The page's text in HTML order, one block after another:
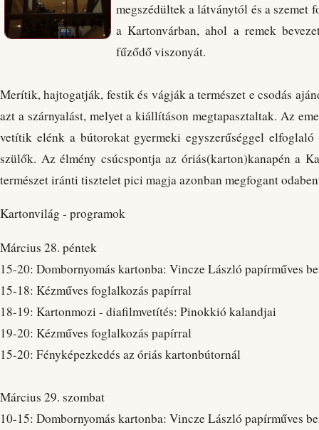
megszédültek a látványtól és a szemet
a Kartonvárban, ahol a remek
fűződő viszonyát.
Merítik, hajtogatják, festik és vágják a természet e csodás
azt a szárnyalást, melyet a kiállításon megtapasztaltak. Az
vetítik elénk a bútorokat gyermeki egyszerűséggel
szülők. Az élmény csúcspontja az óriás(karton)kanapén a
természet iránti tisztelet pici magja azonban megfogant
Kartonvilág - programok
Március 28. péntek
15-20: Dombornyomás kartonba: Vincze László papírműves
15-18: Kézműves foglalkozás papírral
18-19: Kartonmozi - diafilmvetítés: Pinokkió kalandjai
19-20: Kézműves foglalkozás papírral
15-20: Fényképezkedés az óriás kartonbútornál
Március 29. szombat
10-15: Dombornyomás kartonba: Vincze László papírműves